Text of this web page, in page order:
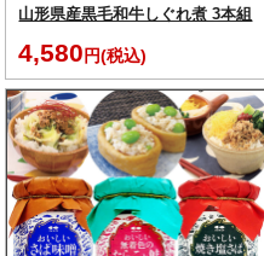
山形県産黒毛和牛しぐれ煮 3本組
4,580 円(税込)